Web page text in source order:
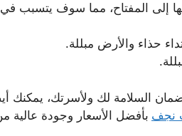
إلى المفتاح، مما سوف يتسبب
حذاء والأرض مبللة.
السلامة لك ولأسرتك، يمكنك
نجف بأفضل الأسعار وجودة عالية